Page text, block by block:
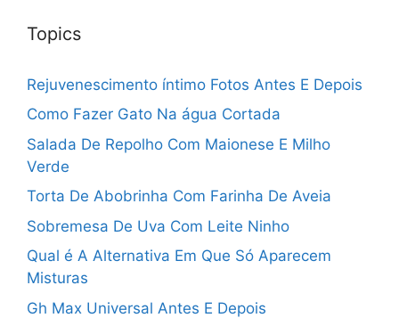
Topics
Rejuvenescimento íntimo Fotos Antes E Depois
Como Fazer Gato Na água Cortada
Salada De Repolho Com Maionese E Milho
Verde
Torta De Abobrinha Com Farinha De Aveia
Sobremesa De Uva Com Leite Ninho
Qual é A Alternativa Em Que Só Aparecem
Misturas
Gh Max Universal Antes E Depois